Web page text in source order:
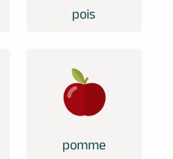
pois
pomme